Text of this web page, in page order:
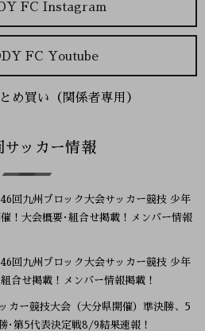
FC Instagram
FC Youtube
め買い（関係者専用）
サッカー情報
回九州ブロック大会サッカー競技 少年
！大会概要･組合せ掲載！メンバー情報
回九州ブロック大会サッカー競技 少年
合せ掲載！メンバー情報掲載！
カー競技大会（大分県開催）準決勝、5
･第5代表決定戦8/9結果速報！